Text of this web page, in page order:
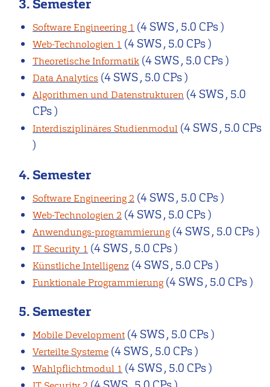
3. Semester
Software Engineering 1 (4 SWS , 5.0 CPs )
Web-Technologien 1 (4 SWS , 5.0 CPs )
Theoretische Informatik (4 SWS , 5.0 CPs )
Data Analytics (4 SWS , 5.0 CPs )
Algorithmen und Datenstrukturen (4 SWS , 5.0
CPs )
Interdisziplinäres Studienmodul (4 SWS , 5.0 CPs
)
4. Semester
Software Engineering 2 (4 SWS , 5.0 CPs )
Web-Technologien 2 (4 SWS , 5.0 CPs )
Anwendungs-programmierung (4 SWS , 5.0 CPs )
IT Security 1 (4 SWS , 5.0 CPs )
Künstliche Intelligenz (4 SWS , 5.0 CPs )
Funktionale Programmierung (4 SWS , 5.0 CPs )
5. Semester
Mobile Development (4 SWS , 5.0 CPs )
Verteilte Systeme (4 SWS , 5.0 CPs )
Wahlpflichtmodul 1 (4 SWS , 5.0 CPs )